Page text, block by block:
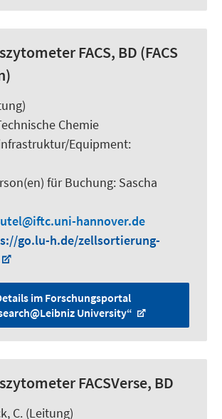
FACS, BD (FACS
Chemie
Equipment:
für Buchung: Sascha
iftc.uni-hannover.de
go.lu-h.de/zellsortierung-
im Forschungsportal
University“
FACSVerse, BD
C. (Leitung)